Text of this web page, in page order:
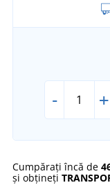
- +
Cumpărați încă de
și obțineți